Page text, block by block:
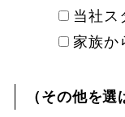
当社ス
家族か
（その他を選